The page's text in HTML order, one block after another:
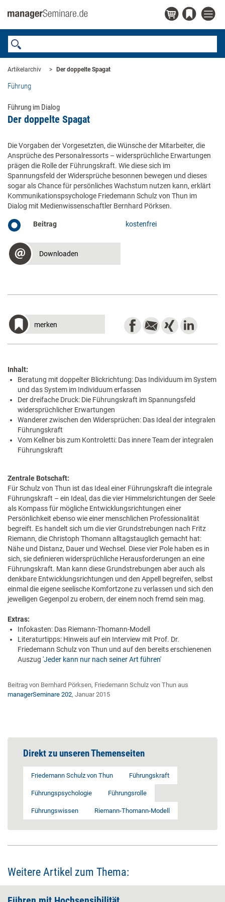
Artikelarchiv Der doppelte Spagat
Führung
Führung im Dialog
Der doppelte Spagat
Die Vorgaben der Vorgesetzten, die Wünsche der Mitarbeiter, die
Ansprüche des Personalressorts – widersprüchliche Erwartungen
prägen die Rolle der Führungskraft. Wie diese sich im
Spannungsfeld der Widersprüche besonnen bewegen und dieses
sogar als Chance für persönliches Wachstum nutzen kann, erklärt
Kommunikationspsychologe Friedemann Schulz von Thun im
Dialog mit Medienwissenschaftler Bernhard Pörksen.
Beitrag kostenfrei
Downloaden
merken
Inhalt:
Beratung mit doppelter Blickrichtung: Das Individuum im System
und das System im Individuum erfassen
Der dreifache Druck: Die Führungskraft im Spannungsfeld
widersprüchlicher Erwartungen
Wanderer zwischen den Widersprüchen: Das Ideal der integralen
Führungskraft
Vom Kellner bis zum Kontroletti: Das innere Team der integralen
Führungskraft
Zentrale Botschaft:
Für Schulz von Thun ist das Ideal einer Führungskraft die integrale
Führungskraft – ein Ideal, das die vier Himmelsrichtungen der Seele
als Kompass für mögliche Entwicklungsrichtungen einer
Persönlichkeit ebenso wie einer menschlichen Professionalität
begreift. Es handelt sich um die vier Grundstrebungen nach Fritz
Riemann, die Christoph Thomann alltagstauglich gemacht hat:
Nähe und Distanz, Dauer und Wechsel. Diese vier Pole haben es in
sich, sie definieren widersprüchliche Herausforderungen an eine
Führungskraft. Man kann diese Grundstrebungen aber auch als
denkbare Entwicklungsrichtungen und den Appell begreifen, selbst
einmal die eigene seelische Komfortzone zu verlassen und sich den
jeweiligen Gegenpol zu erobern, der einem noch fremd sein mag.
Extras:
Infokasten: Das Riemann-Thomann-Modell
Literaturtipps: Hinweis auf ein Interview mit Prof. Dr.
Friedemann Schulz von Thun und auf den bereits erschienenen
Auszug 'Jeder kann nur nach seiner Art führen'
Beitrag von Bernhard Pörksen, Friedemann Schulz von Thun aus
managerSeminare 202, Januar 2015
Direkt zu unseren Themenseiten
Friedemann Schulz von Thun Führungskraft
Führungspsychologie Führungsrolle
Führungswissen Riemann-Thomann-Modell
Weitere Artikel zum Thema: